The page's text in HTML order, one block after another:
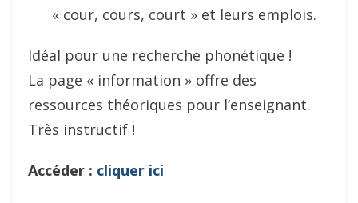
« cour, cours, court » et leurs emplois.
Idéal pour une recherche phonétique !
La page « information » offre des
ressources théoriques pour l’enseignant.
Très instructif !
Accéder : cliquer ici